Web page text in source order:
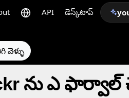
API డెస్క్‌టాప్
వెళ్ళు
ను ఎ ఫార్వాల్